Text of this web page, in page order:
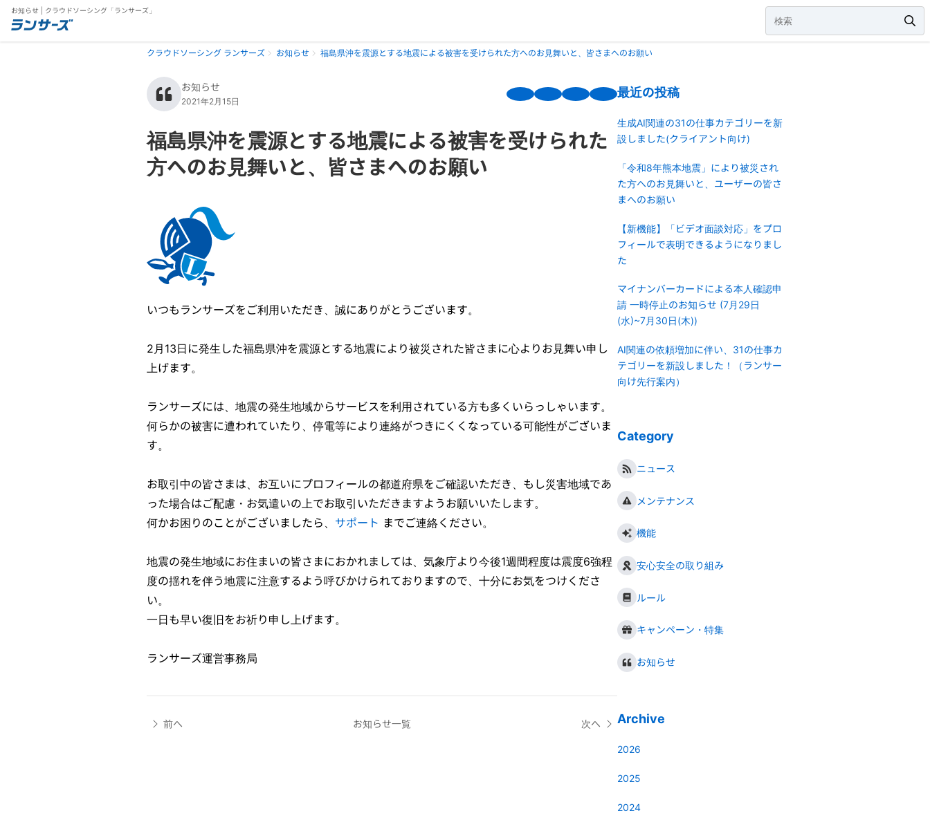
お知らせ | クラウドソーシング「ランサーズ」
クラウドソーシング ランサーズ お知らせ 福島県沖を震源とする地震による被害を受けられた方へのお見舞いと、皆さまへのお願い
お知らせ
2021年2月15日
福島県沖を震源とする地震による被害を受けられた
方へのお見舞いと、皆さまへのお願い
いつもランサーズをご利用いただき、誠にありがとうございます。
2月13日に発生した福島県沖を震源とする地震により被災された皆さまに心よりお見舞い申し
上げます。
ランサーズには、地震の発生地域からサービスを利用されている方も多くいらっしゃいます。
何らかの被害に遭われていたり、停電等により連絡がつきにくくなっている可能性がございま
す。
お取引中の皆さまは、お互いにプロフィールの都道府県をご確認いただき、もし災害地域であ
った場合はご配慮・お気遣いの上でお取引いただきますようお願いいたします。
何かお困りのことがございましたら、 サポート までご連絡ください。
地震の発生地域にお住まいの皆さまにおかれましては、気象庁より今後1週間程度は震度6強程
度の揺れを伴う地震に注意するよう呼びかけられておりますので、十分にお気をつけくださ
い。
一日も早い復旧をお祈り申し上げます。
ランサーズ運営事務局
前へ お知らせ一覧 次へ
最近の投稿
生成AI関連の31の仕事カテゴリーを新
設しました(クライアント向け)
「令和8年熊本地震」により被災され
た方へのお見舞いと、ユーザーの皆さ
まへのお願い
【新機能】「ビデオ面談対応」をプロ
フィールで表明できるようになりまし
た
マイナンバーカードによる本人確認申
請 一時停止のお知らせ (7月29日
(水)~7月30日(木))
AI関連の依頼増加に伴い、31の仕事カ
テゴリーを新設しました！（ランサー
向け先行案内）
Category
ニュース
メンテナンス
機能
安心安全の取り組み
ルール
キャンペーン・特集
お知らせ
Archive
2026
2025
2024